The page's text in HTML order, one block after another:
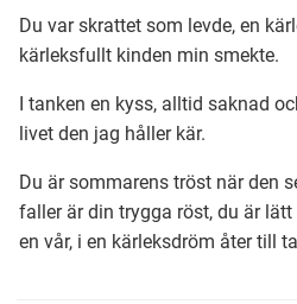
Davvisámegiella
Bidumsámegiella
Ubmejesámiengiälla
Kaale (Romska)
Du var skrattet som levde, en
kärleksfullt kinden min smekte.
I tanken en kyss, alltid saknad
livet den jag håller kär.
Du är sommarens tröst när den
faller är din trygga röst, du är
en vår, i en kärleksdröm åter till